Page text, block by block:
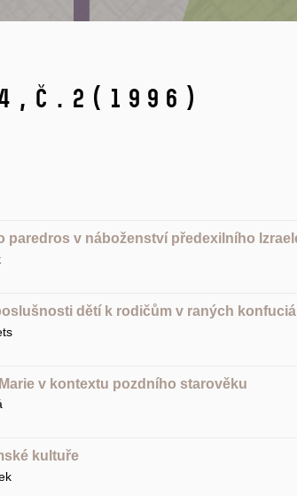
č.2 (1996)
paredros v náboženství předexilního
dětí k rodičům v raných
v kontextu pozdního starověku
kultuře